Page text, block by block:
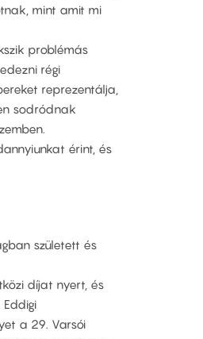
mint amit mi
problémás
régi
reprezentálja,
sodródnak
érint, és
született és
díjat nyert, és
a 29. Varsói